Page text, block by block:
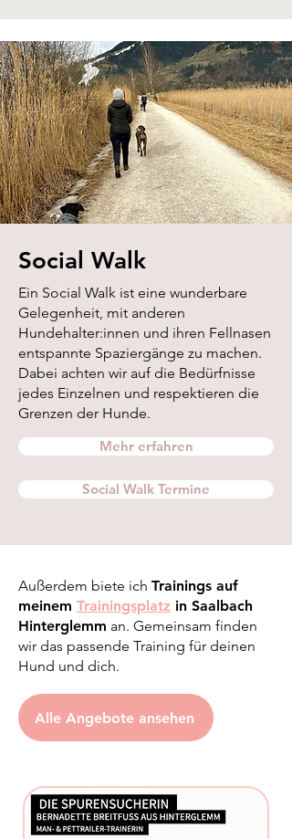
Social Walk
Ein Social Walk ist eine wunderbare
Gelegenheit, mit anderen
Hundehalter:innen und ihren Fellnasen
entspannte Spaziergänge zu machen.
Dabei achten wir auf die Bedürfnisse
jedes Einzelnen und respektieren die
Grenzen der Hunde.
Mehr erfahren
Social Walk Termine
Außerdem biete ich Trainings auf
meinem Trainingsplatz in Saalbach
Hinterglemm an. Gemeinsam finden
wir das passende Training für deinen
Hund und dich.
Alle Angebote ansehen